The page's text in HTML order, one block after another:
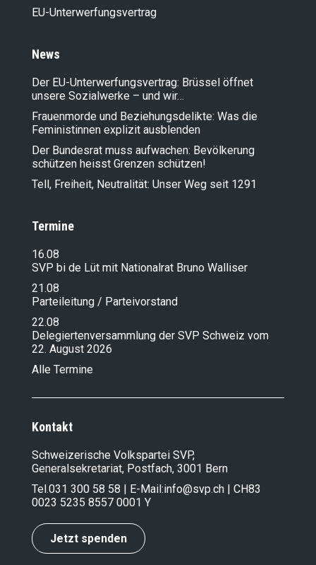
EU-Unterwerfungsvertrag
News
Der EU-Unterwerfungsvertrag: Brüssel öffnet
unsere Sozialwerke – und wir…
Frauenmorde und Beziehungsdelikte: Was die
Feministinnen explizit ausblenden
Der Bundesrat muss aufwachen: Bevölkerung
schützen heisst Grenzen schützen!
Tell, Freiheit, Neutralität: Unser Weg seit 1291
Termine
16.08
SVP bi de Lüt mit Nationalrat Bruno Walliser
21.08
Parteileitung / Parteivorstand
22.08
Delegiertenversammlung der SVP Schweiz vom
22. August 2026
Alle Termine
Kontakt
Schweizerische Volkspartei SVP,
Generalsekretariat, Postfach, 3001 Bern
Tel.031 300 58 58 | E-Mail:info@svp.ch | CH83
0023 5235 8557 0001 Y
Jetzt spenden